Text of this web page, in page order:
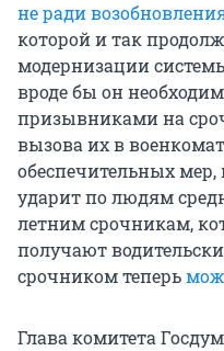
не ради
которой и так
модернизации
вроде бы он
призывниками на
вызова их в
обеспечительных мер,
ударит по людям
летним срочникам,
получают
срочником теперь
Глава комитета